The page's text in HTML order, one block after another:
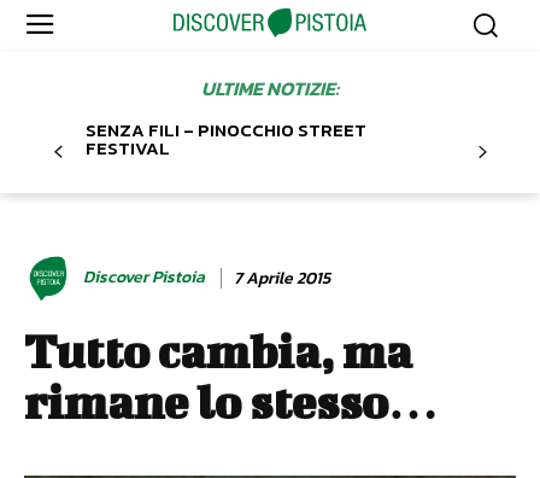
ULTIME NOTIZIE:
SENZA FILI – PINOCCHIO STREET
FESTIVAL
Discover Pistoia 7 Aprile 2015
Tutto cambia, ma
rimane lo stesso…